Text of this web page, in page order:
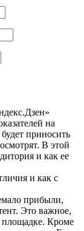
на
приносить
В этой
и как ее
и как с
прибыли,
Это важное,
площадке. Кроме